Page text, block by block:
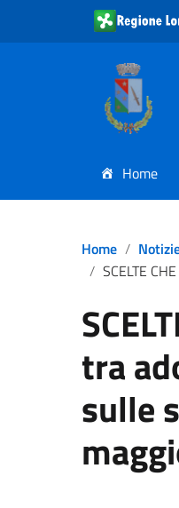
Home
Home
SCELTE CHE COSTRUISCONO –
tra
sulle